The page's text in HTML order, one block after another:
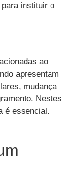
para instituir o
ao
apresentam
mudança
Nestes
é essencial.